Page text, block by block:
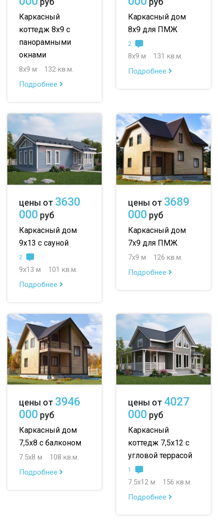
Каркасный
коттедж 8х9 с
панорамными
окнами
8х9 м
132 кв.м.
Подробнее
Каркасный дом
8х9 для ПМЖ
2
8х9 м
131 кв.м.
Подробнее
цены от 3630
000 руб
Каркасный дом
9х13 с сауной
2
9х13 м
101 кв.м.
Подробнее
цены от 3689
000 руб
Каркасный дом
7х9 для ПМЖ
7х9 м
126 кв.м.
Подробнее
цены от 3946
000 руб
Каркасный дом
7,5х8 с балконом
7.5х8 м
108 кв.м.
Подробнее
цены от 4027
000 руб
Каркасный
коттедж 7,5х12 с
угловой террасой
1
7.5х12 м
156 кв.м.
Подробнее